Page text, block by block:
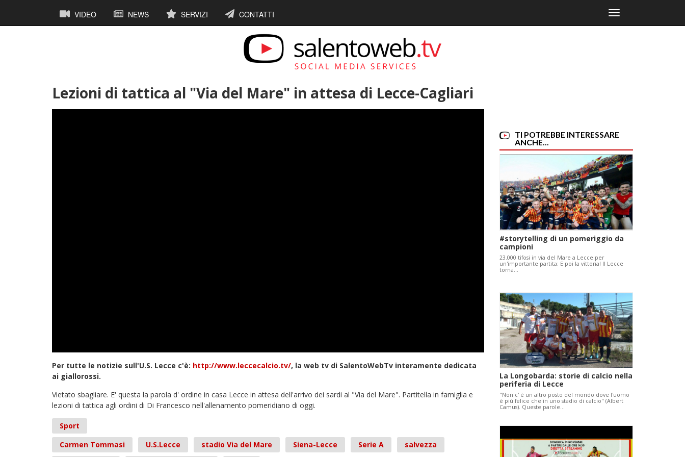
contenuto
Navigazione
principale
VIDEO NEWS SERVIZI CONTATTI
Toggle
navigation
Lezioni di tattica al "Via del Mare" in attesa di Lecce-Cagliari
Per tutte le notizie sull'U.S. Lecce c'è: http://www.leccecalcio.tv/, la web tv di SalentoWebTv interamente dedicata
ai giallorossi.
Vietato sbagliare. E' questa la parola d' ordine in casa Lecce in attesa dell'arrivo dei sardi al "Via del Mare". Partitella in famiglia e
lezioni di tattica agli ordini di Di Francesco nell'allenamento pomeridiano di oggi.
Sport
Carmen Tommasi
U.S.Lecce stadio Via del Mare Siena-Lecce Serie A
salvezza
TI POTREBBE INTERESSARE
ANCHE...
#storytelling di un pomeriggio da
campioni
23.000 tifosi in via del Mare a Lecce per
un'importante partita: E poi la vittoria! Il Lecce
torna…
La Longobarda: storie di calcio nella
periferia di Lecce
"Non c' è un altro posto del mondo dove l'uomo
è più felice che in uno stadio di calcio" (Albert
Camus). Queste parole…